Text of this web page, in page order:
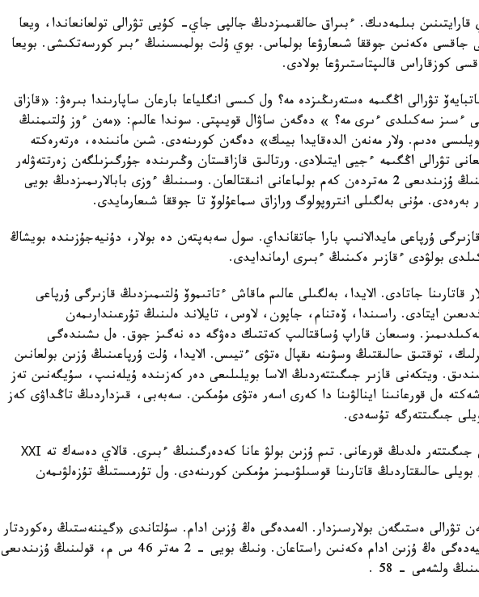
قارايتىنىن بىلمەدىك. ءبىراق حالقىمىزدىڭ جالپى جاي- كۇيى تۋرالى تولعانعاندا، ويعا
جاقسى ەكەنىن جوققا شىعارۋعا بولماس. بوي ۇلت بولمىسىنىڭ ءبىر كورسەتكىشى. بويعا
كوزقاراس قالىپتاستىرۋعا بولادى.
تۋرالى اڭگىمە ەستەرىڭىزدە مە؟ ول كىسى انگلياعا بارعان ساپارىندا بىرەۋ: «قازاق
ءسىز سەكىلدى ءىرى مە؟ » دەگەن ساۋال قويىپتى. سوندا عالىم: «مەن ءوز ۇلتىمنىڭ
ەدىم. ولار مەنەن الدەقايدا بيىك» دەگەن كورىنەدى. شىن مانىندە، ەرتەرەكتە
تۋرالى اڭگىمە ءجيى ايتىلادى. ورتالىق قازاقستان وڭىرىندە جۇرگىزىلگەن زەرتتەۋلەر
بارىسىندا ادام قاڭقالارىنىڭ ۇزىندىعى 2 مەتردەن كەم بولماعانى انىقتالعان. وسىنىڭ ءوزى بابالارىمىزدىڭ بويى
بەرەدى. مۇنى بەلگىلى انتروپولوگ ورازاق سماعۇلوۆ تا جوققا شىعارمايدى.
ۇرپاعى مايدالانىپ بارا جاتقانداي. سول سەبەپتەن دە بولار، دۇنيەجۇزىندە بويشاڭ
بولۋدى ءقازىر ەكىنىڭ ءبىرى ارماندايدى.
قاتارىنا جاتادى. الايدا، بەلگىلى عالىم ماقاش ءتاتىموۆ ۇلتىمىزدىڭ قازىرگى ۇرپاعى
ايتادى. راسىندا، ۆەتنام، جاپون، لاوس، تايلاند ەلىنىڭ تۇرعىندارىمەن
سەكىلدىمىز. وسىعان قاراپ ۇساقتالىپ كەتتىك دەۋگە دە نەگىز جوق. ەل ىشىندەگى
توقتىق حالىقتىڭ وسۋىنە ىقپال ەتۋى ءتيىس. الايدا، ۇلت ۇرپاعىنىڭ ۇزىن بولعانىن
شىندىق. ويتكەنى قازىر جىگىتتەردىڭ الاسا بويلىلىعى دەر كەزىندە ۇيلەنىپ، سۇيگەنىن تەز
ەل قورعانىنا اينالۋىنا دا كەرى اسەر ەتۋى مۇمكىن. سەبەبى، قىزداردىڭ تاڭداۋى كەز
جىگىتتەرگە تۇسەدى.
شىن مانىندە، ەڭسەلى جىگىتتەر ەلدىڭ قورعانى. تىم ۇزىن بولۋ عانا كەدەرگىنىڭ ءبىرى. قالاي دەسەك تە ХХІ
حالىقتاردىڭ قاتارىنا قوسىلۋىمىز مۇمكىن كورىنەدى. ول تۇرمىستىڭ تۇزەلۋىمەن
تۋرالى ەستىگەن بولارسىزدار. الەمدەگى ەڭ ۇزىن ادام. سۇلتاندى «گيننەستىڭ رەكوردتار
كىتابى» كوميتەتى دۇنيەدەگى ەڭ ۇزىن ادام ەكەنىن راستاعان. ونىڭ بويى - 2 مەتر 46 س م، قولىنىڭ ۇزىندىعى